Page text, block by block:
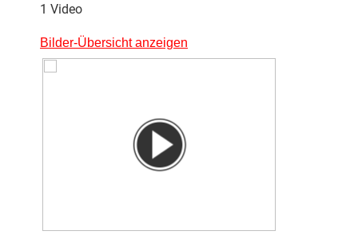
1 Video
Bilder-Übersicht anzeigen